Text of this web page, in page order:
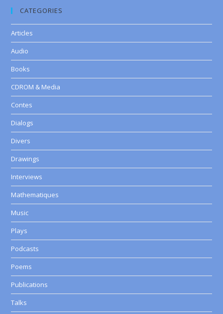
CATEGORIES
Articles
Audio
Books
CDROM & Media
Contes
Dialogs
Divers
Drawings
Interviews
Mathematiques
Music
Plays
Podcasts
Poems
Publications
Talks